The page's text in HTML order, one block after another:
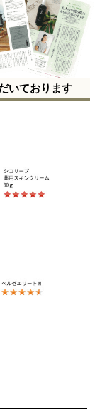
いております